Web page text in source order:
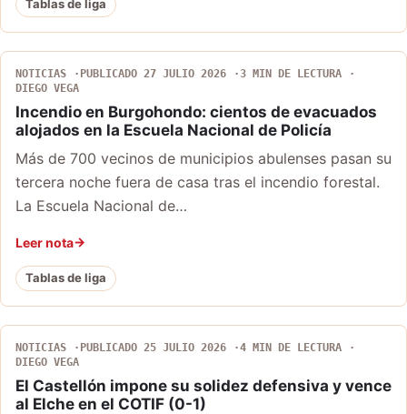
Tablas de liga
NOTICIAS PUBLICADO 27 JULIO 2026
3 MIN DE LECTURA
DIEGO VEGA
Incendio en Burgohondo: cientos de evacuados
alojados en la Escuela Nacional de Policía
Más de 700 vecinos de municipios abulenses pasan su
tercera noche fuera de casa tras el incendio forestal.
La Escuela Nacional de…
Leer nota
Tablas de liga
NOTICIAS PUBLICADO 25 JULIO 2026
4 MIN DE LECTURA
DIEGO VEGA
El Castellón impone su solidez defensiva y vence
al Elche en el COTIF (0-1)